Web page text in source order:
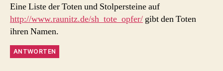
Eine Liste der Toten und Stolpersteine auf
http://www.raunitz.de/sh_tote_opfer/ gibt den Toten
ihren Namen.
ANTWORTEN